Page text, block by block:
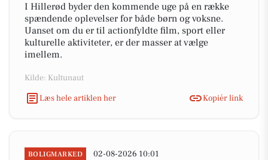
I Hillerød byder den kommende uge på en række
spændende oplevelser for både børn og voksne.
Uanset om du er til actionfyldte film, sport eller
kulturelle aktiviteter, er der masser at vælge
imellem.
Kilde: Kultunaut
Læs hele artiklen her
Kopiér link
BOLIGMARKED 02-08-2026 10:01